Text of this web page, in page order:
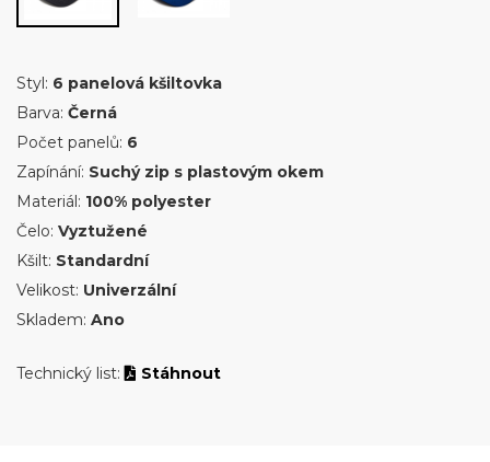
Styl: 6 panelová kšiltovka
Barva: Černá
Počet panelů: 6
Zapínání: Suchý zip s plastovým okem
Materiál: 100% polyester
Čelo: Vyztužené
Kšilt: Standardní
Velikost: Univerzální
Skladem: Ano
Technický list: Stáhnout